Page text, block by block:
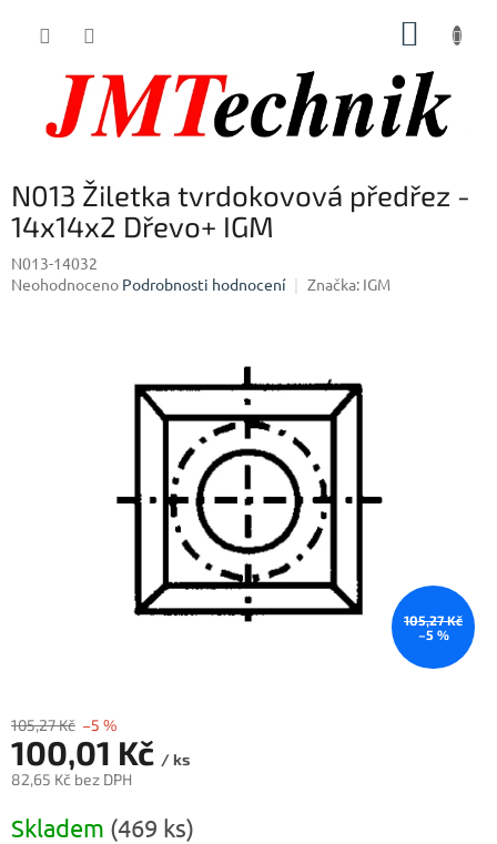
N013 Žiletka tvrdokovová předřez -
14x14x2 Dřevo+ IGM
N013-14032
Průměrné
Neohodnoceno Podrobnosti hodnocení Značka: IGM
105,27 Kč
–5 %
105,27 Kč –5 %
100,01 Kč / ks
82,65 Kč bez DPH
cena:
Skladem (469 ks)